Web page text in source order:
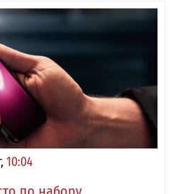
10:04